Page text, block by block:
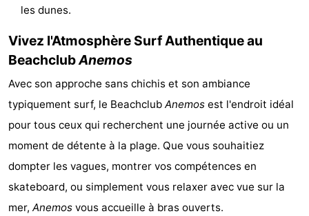
golf
être
villes
Sports
-
Équitation
-
de
Surfen
Boire
les dunes.
Vivez l'Atmosphère Surf Authentique au
BeachclubAnemos
Avec son approche sans chichis et son ambiance
typiquement surf, le Beachclub Anemos est l'endroit idéal
pour tous ceux qui recherchent une journée active ou un
moment de détente à la plage. Que vous souhaitiez
dompter les vagues, montrer vos compétences en
skateboard, ou simplement vous relaxer avec vue sur la
mer, Anemos vous accueille à bras ouverts.